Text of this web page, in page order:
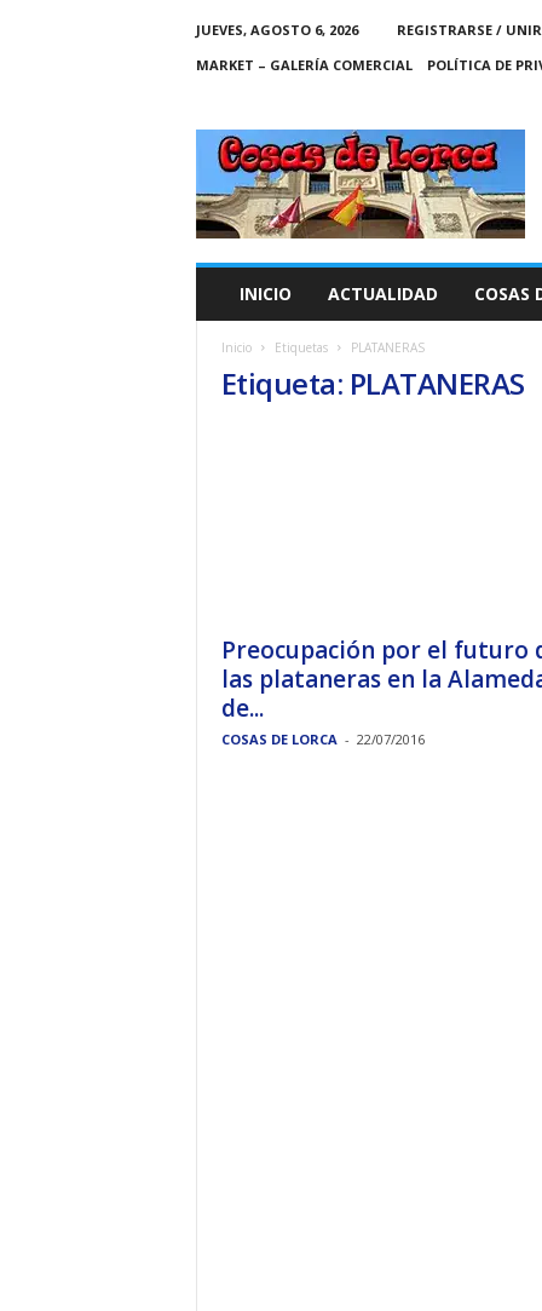
JUEVES, AGOSTO 6, 2026
REGISTRARSE /
MARKET – GALERÍA COMERCIAL
POLÍTICA DE
C
A
S
INICIO ACTUALIDAD COSAS
Inicio Etiquetas PLATANERAS
Etiqueta: PLATANERAS
Preocupación por el futuro
las plataneras en la
de...
COSAS DE LORCA - 22/07/2016